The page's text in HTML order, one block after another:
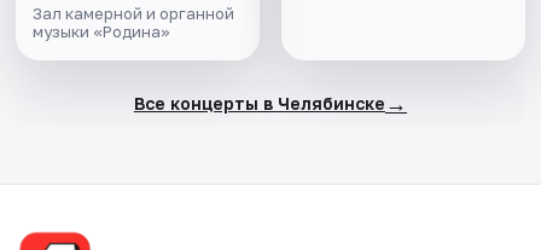
Зал камерной и органной
музыки «Родина»
Все концерты в Челябинске →